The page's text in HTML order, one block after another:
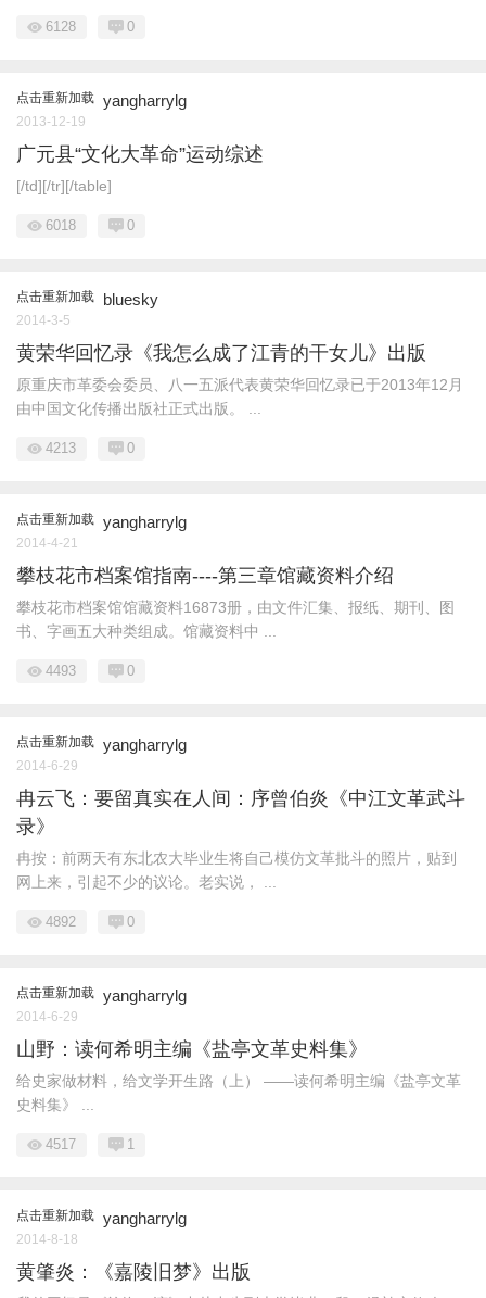
6128 0
点击重新加载 yangharrylg
2013-12-19
广元县“文化大革命”运动综述
[/td][/tr][/table]
6018 0
点击重新加载 bluesky
2014-3-5
黄荣华回忆录《我怎么成了江青的干女儿》出版
原重庆市革委会委员、八一五派代表黄荣华回忆录已于2013年12月
由中国文化传播出版社正式出版。 ...
4213 0
点击重新加载 yangharrylg
2014-4-21
攀枝花市档案馆指南----第三章馆藏资料介绍
攀枝花市档案馆馆藏资料16873册，由文件汇集、报纸、期刊、图
书、字画五大种类组成。馆藏资料中 ...
4493 0
点击重新加载 yangharrylg
2014-6-29
冉云飞：要留真实在人间：序曾伯炎《中江文革武斗
录》
冉按：前两天有东北农大毕业生将自己模仿文革批斗的照片，贴到
网上来，引起不少的议论。老实说， ...
4892 0
点击重新加载 yangharrylg
2014-6-29
山野：读何希明主编《盐亭文革史料集》
给史家做材料，给文学开生路（上） ——读何希明主编《盐亭文革
史料集》 ...
4517 1
点击重新加载 yangharrylg
2014-8-18
黄肇炎：《嘉陵旧梦》出版